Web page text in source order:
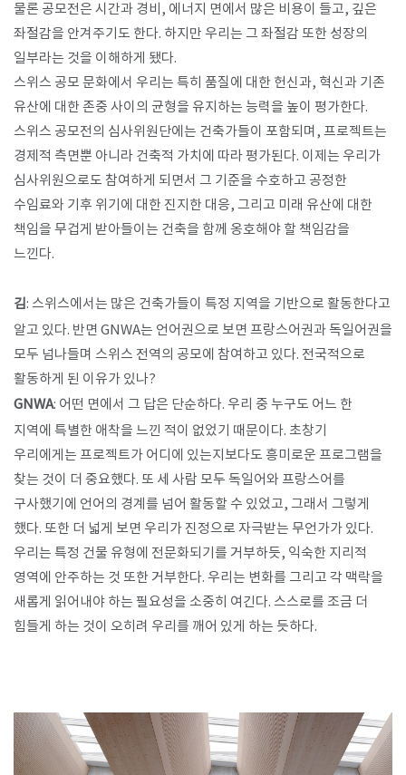
물론 공모전은 시간과 경비, 에너지 면에서 많은 비용이 들고, 깊은
좌절감을 안겨주기도 한다. 하지만 우리는 그 좌절감 또한 성장의
일부라는 것을 이해하게 됐다.
스위스 공모 문화에서 우리는 특히 품질에 대한 헌신과, 혁신과 기존
유산에 대한 존중 사이의 균형을 유지하는 능력을 높이 평가한다.
스위스 공모전의 심사위원단에는 건축가들이 포함되며, 프로젝트는
경제적 측면뿐 아니라 건축적 가치에 따라 평가된다. 이제는 우리가
심사위원으로도 참여하게 되면서 그 기준을 수호하고 공정한
수임료와 기후 위기에 대한 진지한 대응, 그리고 미래 유산에 대한
책임을 무겁게 받아들이는 건축을 함께 옹호해야 할 책임감을
느낀다.
김: 스위스에서는 많은 건축가들이 특정 지역을 기반으로 활동한다고
알고 있다. 반면 GNWA는 언어권으로 보면 프랑스어권과 독일어권을
모두 넘나들며 스위스 전역의 공모에 참여하고 있다. 전국적으로
활동하게 된 이유가 있나?
GNWA: 어떤 면에서 그 답은 단순하다. 우리 중 누구도 어느 한
지역에 특별한 애착을 느낀 적이 없었기 때문이다. 초창기
우리에게는 프로젝트가 어디에 있는지보다도 흥미로운 프로그램을
찾는 것이 더 중요했다. 또 세 사람 모두 독일어와 프랑스어를
구사했기에 언어의 경계를 넘어 활동할 수 있었고, 그래서 그렇게
했다. 또한 더 넓게 보면 우리가 진정으로 자극받는 무언가가 있다.
우리는 특정 건물 유형에 전문화되기를 거부하듯, 익숙한 지리적
영역에 안주하는 것 또한 거부한다. 우리는 변화를 그리고 각 맥락을
새롭게 읽어내야 하는 필요성을 소중히 여긴다. 스스로를 조금 더
힘들게 하는 것이 오히려 우리를 깨어 있게 하는 듯하다.